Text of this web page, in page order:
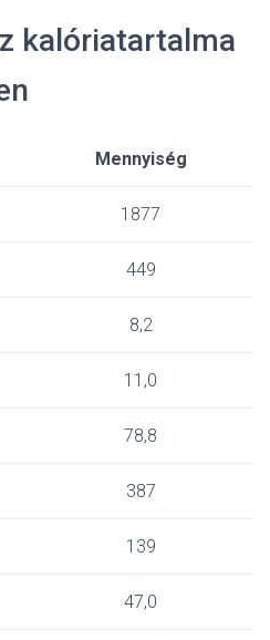
I
O
kalóriatartalma
Mennyiség
1877
449
8,2
11,0
78,8
387
139
47,0